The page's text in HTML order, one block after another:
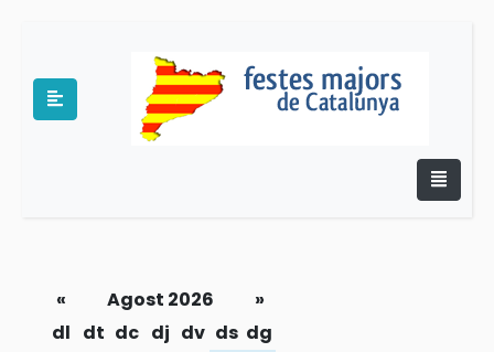
« Agost 2026
»
dl dt dc dj dv ds dg